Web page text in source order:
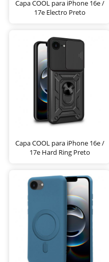
Capa COOL para iPhone 16e /
17e Electro Preto
Capa COOL para iPhone 16e /
17e Hard Ring Preto